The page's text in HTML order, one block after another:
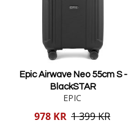
Epic Airwave Neo 55cm S -
BlackSTAR
EPIC
Reducerat
978 KR 1 399 KR